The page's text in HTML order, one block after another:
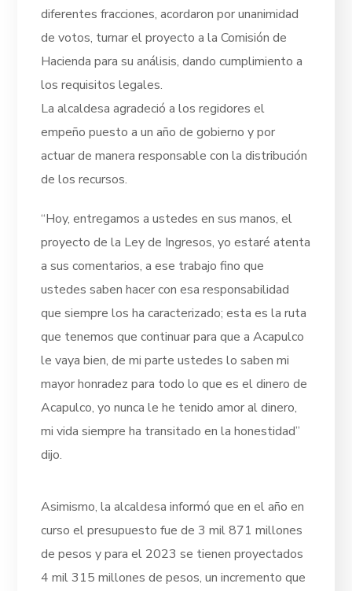
diferentes fracciones, acordaron por unanimidad
de votos, turnar el proyecto a la Comisión de
Hacienda para su análisis, dando cumplimiento a
los requisitos legales.
La alcaldesa agradeció a los regidores el
empeño puesto a un año de gobierno y por
actuar de manera responsable con la distribución
de los recursos.
“Hoy, entregamos a ustedes en sus manos, el
proyecto de la Ley de Ingresos, yo estaré atenta
a sus comentarios, a ese trabajo fino que
ustedes saben hacer con esa responsabilidad
que siempre los ha caracterizado; esta es la ruta
que tenemos que continuar para que a Acapulco
le vaya bien, de mi parte ustedes lo saben mi
mayor honradez para todo lo que es el dinero de
Acapulco, yo nunca le he tenido amor al dinero,
mi vida siempre ha transitado en la honestidad”
dijo.
Asimismo, la alcaldesa informó que en el año en
curso el presupuesto fue de 3 mil 871 millones
de pesos y para el 2023 se tienen proyectados
4 mil 315 millones de pesos, un incremento que